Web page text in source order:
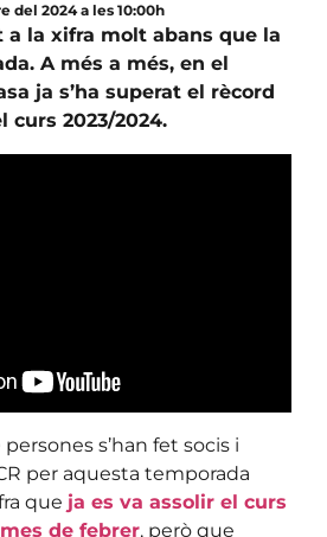
del 2024 a les 10:00h
a la xifra molt abans que la
A més a més, en el
ja s’ha superat el rècord
curs 2023/2024.
s’han fet socis i
per aquesta temporada
que ja es va assolir el curs
de febrer, però que